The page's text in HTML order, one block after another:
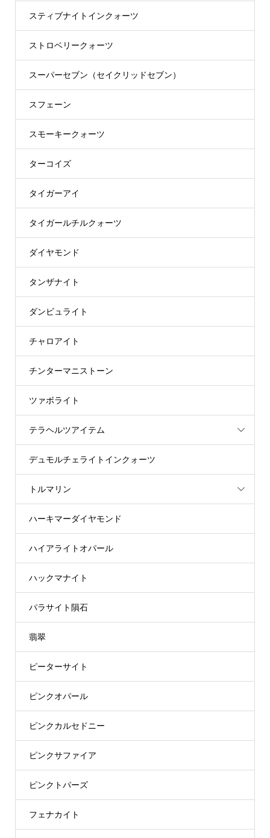
スティブナイトインクォーツ
ストロベリークォーツ
スーパーセブン（セイクリッドセブン）
スフェーン
スモーキークォーツ
ターコイズ
タイガーアイ
タイガールチルクォーツ
ダイヤモンド
タンザナイト
ダンビュライト
チャロアイト
チンターマニストーン
ツァボライト
テラヘルツアイテム
デュモルチェライトインクォーツ
トルマリン
ハーキマーダイヤモンド
ハイアライトオパール
ハックマナイト
パラサイト隕石
翡翠
ピーターサイト
ピンクオパール
ピンクカルセドニー
ピンクサファイア
ピンクトパーズ
フェナカイト